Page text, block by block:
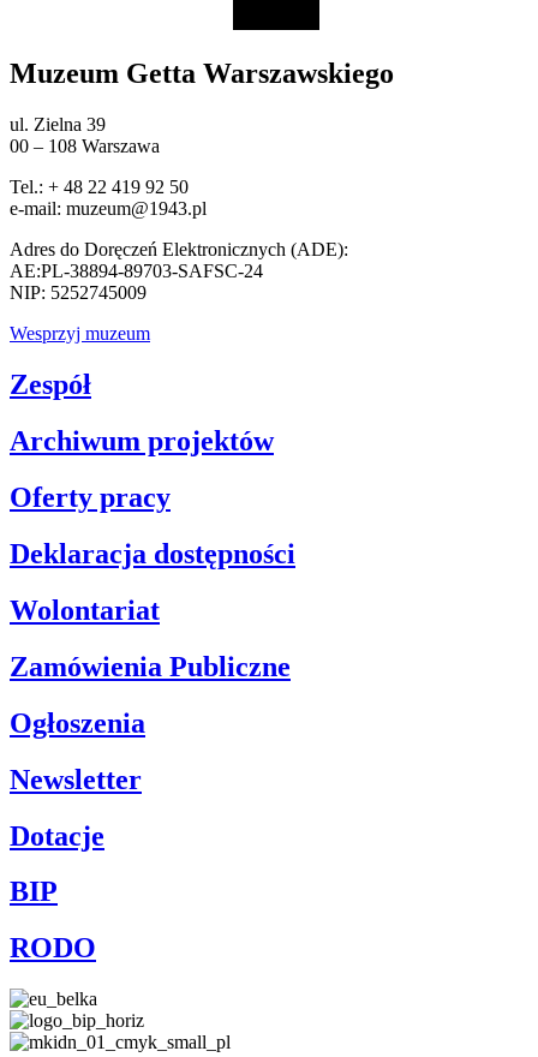
Muzeum Getta Warszawskiego
ul. Zielna 39
00 – 108 Warszawa
Tel.: + 48 22 419 92 50
e-mail: muzeum@1943.pl
Adres do Doręczeń Elektronicznych (ADE):
AE:PL-38894-89703-SAFSC-24
NIP: 5252745009
Wesprzyj muzeum
Zespół
Archiwum projektów
Oferty pracy
Deklaracja dostępności
Wolontariat
Zamówienia Publiczne
Ogłoszenia
Newsletter
Dotacje
BIP
RODO